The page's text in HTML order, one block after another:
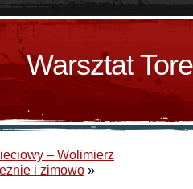
Warsztat
– Wolimierz
i zimowo »